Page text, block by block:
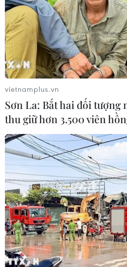
chiến đấu cơ F-35 của
11/02/2022 13:43
Quyết định mua chiến đấu cơ
là một phần của kế hoạch dài
lực quốc phòng của nước này
căng thẳng giữa phương Tây
vietnamplus.vn
Sơn La: Bắt hai đối tượng
thu giữ hơn 3.500 viên